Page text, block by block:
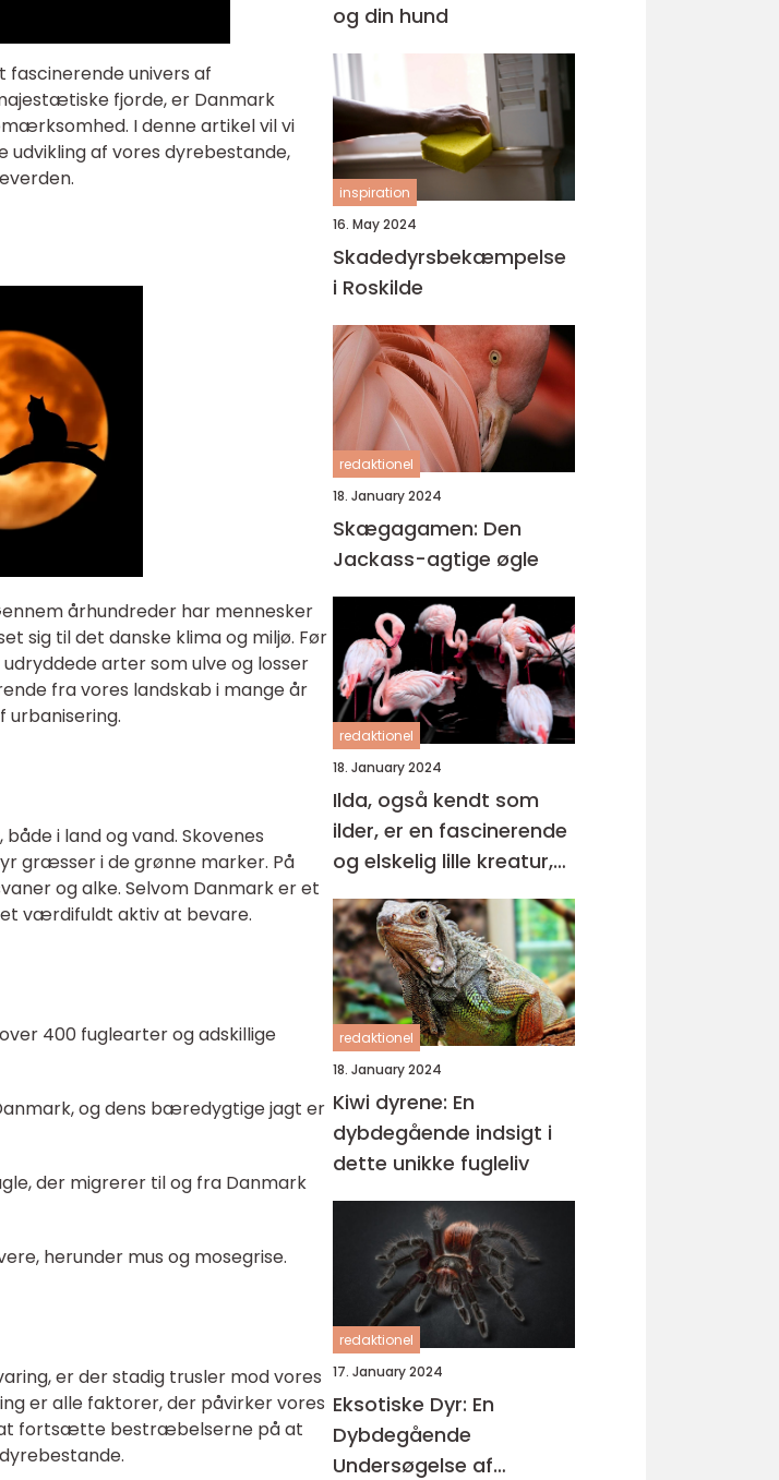
univers af
fjorde, er Danmark
I denne artikel vil vi
udvikling af vores dyrebestande,
århundreder har mennesker
sig til det danske klima og miljø. Før
arter som ulve og losser
fra vores landskab i mange år
urbanisering.
i land og vand. Skovenes
græsser i de grønne marker. På
og alke. Selvom Danmark er et
værdifuldt aktiv at bevare.
400 fuglearter og adskillige
og dens bæredygtige jagt er
der migrerer til og fra Danmark
herunder mus og mosegrise.
er der stadig trusler mod vores
er alle faktorer, der påvirker vores
at fortsætte bestræbelserne på at
og din hund
inspiration
16. May 2024
Skadedyrsbekæmpelse
i Roskilde
redaktionel
18. January 2024
Skægagamen: Den
Jackass-agtige øgle
redaktionel
18. January 2024
Ilda, også kendt som
ilder, er en fascinerende
og elskelig lille kreatur,
der tilhører
mustelslægten
redaktionel
18. January 2024
Kiwi dyrene: En
dybdegående indsigt i
dette unikke fugleliv
redaktionel
17. January 2024
Eksotiske Dyr: En
Dybdegående
Undersøgelse af